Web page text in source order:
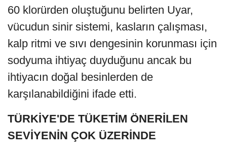
60 klorürden oluştuğunu belirten Uyar,
vücudun sinir sistemi, kasların çalışması,
kalp ritmi ve sıvı dengesinin korunması için
sodyuma ihtiyaç duyduğunu ancak bu
ihtiyacın doğal besinlerden de
karşılanabildiğini ifade etti.
TÜRKİYE'DE TÜKETİM ÖNERİLEN
SEVİYENİN ÇOK ÜZERİNDE